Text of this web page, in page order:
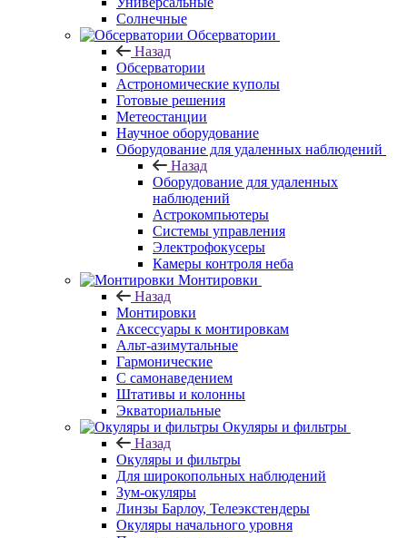
Солнечные
Обсерватории
Назад
Обсерватории
Астрономические куполы
Готовые решения
Метеостанции
Научное оборудование
Оборудование для удаленных наблюдений
Назад
Оборудование для удаленных
наблюдений
Астрокомпьютеры
Системы управления
Электрофокусеры
Камеры контроля неба
Монтировки
Назад
Монтировки
Аксессуары к монтировкам
Альт-азимутальные
Гармонические
С самонаведением
Штативы и колонны
Экваториальные
Окуляры и фильтры
Назад
Окуляры и фильтры
Для широкопольных наблюдений
Зум-окуляры
Линзы Барлоу, Телеэкстендеры
Окуляры начального уровня